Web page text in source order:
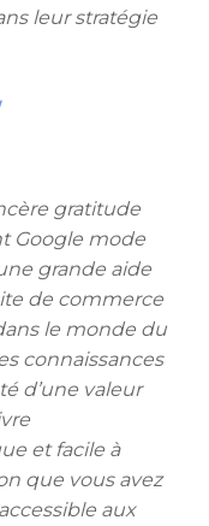
leur stratégie
gratitude
Google mode
grande aide
de commerce
le monde du
connaissances
d’une valeur
et facile à
que vous avez
aux